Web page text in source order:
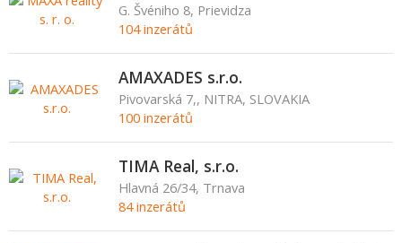
G. Švéniho 8, Prievidza
104 inzerátů
AMAXADES s.r.o.
Pivovarská 7,, NITRA, SLOVAKIA
100 inzerátů
TIMA Real, s.r.o.
Hlavná 26/34, Trnava
84 inzerátů